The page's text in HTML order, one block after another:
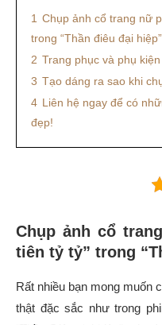
1 Chụp ảnh cổ trang nữ
trong “Thần điêu đại
2 Trang phục và phụ
3 Tạo dáng ra sao khi
4 Liên hệ ngay để có
đẹp!
Chụp ảnh cổ
tiên tỷ tỷ” trong
Rất nhiều bạn mong muốn
thật đặc sắc như trong